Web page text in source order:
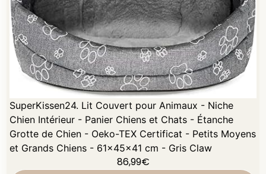
SuperKissen24. Lit Couvert pour Animaux - Niche
Chien Intérieur - Panier Chiens et Chats - Étanche
Grotte de Chien - Oeko-TEX Certificat - Petits Moyens
et Grands Chiens - 61x45x41 cm - Gris Claw
86,99€